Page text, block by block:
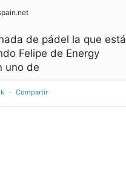
de pádel la que está
Felipe de Energy
uno de
· Compartir